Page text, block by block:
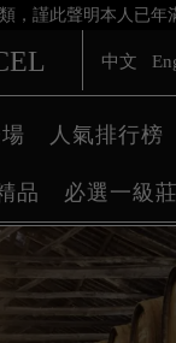
謹此聲明本人已年
中文
人氣排行榜
品 必選一級莊